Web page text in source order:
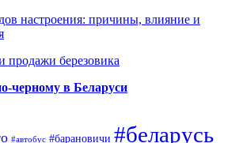
настроения: причины, влияние и
продажи березовика
черному в Беларуси
#автобус #барановичи #беларусь